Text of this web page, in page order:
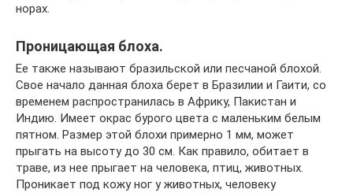
норах.
Проницающая блоха.
Ее также называют бразильской или песчаной блохой.
Свое начало данная блоха берет в Бразилии и Гаити, со
временем распространилась в Африку, Пакистан и
Индию. Имеет окрас бурого цвета с маленьким белым
пятном. Размер этой блохи примерно 1 мм, может
прыгать на высоту до 30 см. Как правило, обитает в
траве, из нее прыгает на человека, птиц, животных.
Проникает под кожу ног у животных, человеку